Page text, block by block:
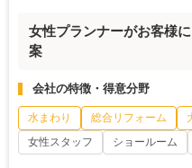
女性プランナーがお客様
案
会社の特徴・得意分野
水まわり 総合リフォーム
女性スタッフ
ショールーム